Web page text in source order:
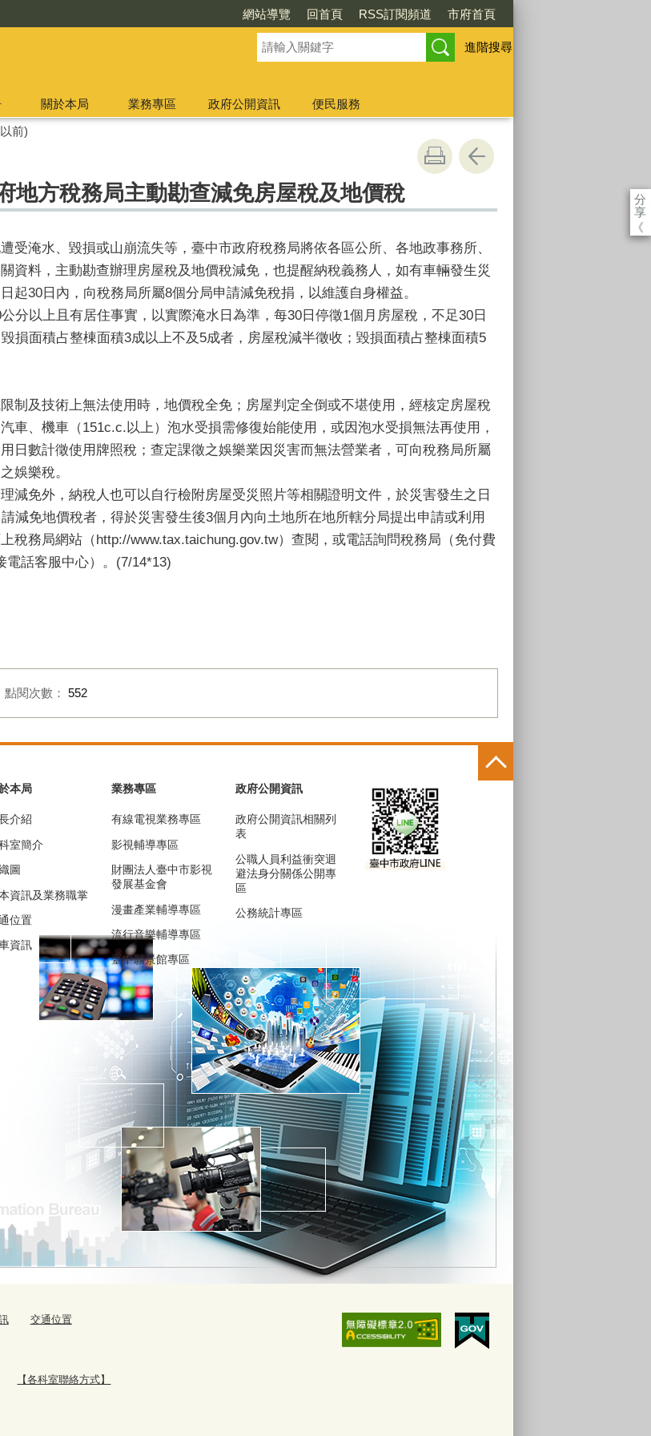
網站導覽 回首頁 RSS訂閱頻道 市府首頁
進階搜尋
關於本局 業務專區 政府公開資訊
便民服務
前)
分
享
《
地方稅務局主動勘查減免房屋稅及地價稅
受淹水、毀損或山崩流失等，臺中市政府稅務局將依各區公所、各地政事務所、
資料，主動勘查辦理房屋稅及地價稅減免，也提醒納稅義務人，如有車輛發生災
起30日內，向稅務局所屬8個分局申請減免稅捐，以維護自身權益。
分以上且有居住事實，以實際淹水日為準，每30日停徵1個月房屋稅，不足30日
損面積占整棟面積3成以上不及5成者，房屋稅減半徵收；毀損面積占整棟面積5
制及技術上無法使用時，地價稅全免；房屋判定全倒或不堪使用，經核定房屋稅
車、機車（151c.c.以上）泡水受損需修復始能使用，或因泡水受損無法再使用，
日數計徵使用牌照稅；查定課徵之娛樂業因災害而無法營業者，可向稅務局所屬
娛樂稅。
減免外，納稅人也可以自行檢附房屋受災照片等相關證明文件，於災害發生之日
減免地價稅者，得於災害發生後3個月內向土地所在地所轄分局提出申請或利用
稅務局網站（http://www.tax.taichung.gov.tw）查閱，或電話詢問稅務局（免付費
電話客服中心）。(7/14*13)
點閱次數： 552
本局
介紹
室簡介
圖
資訊及業務職掌
位置
資訊
業務專區
有線電視業務專區
影視輔導專區
財團法人臺中市影視
發展基金會
漫畫產業輔導專區
流行音樂輔導專區
臺中願景館專區
政府公開資訊
政府公開資訊相關列
表
公職人員利益衝突迴
避法身分關係公開專
區
公務統計專區
交通位置
【各科室聯絡方式】